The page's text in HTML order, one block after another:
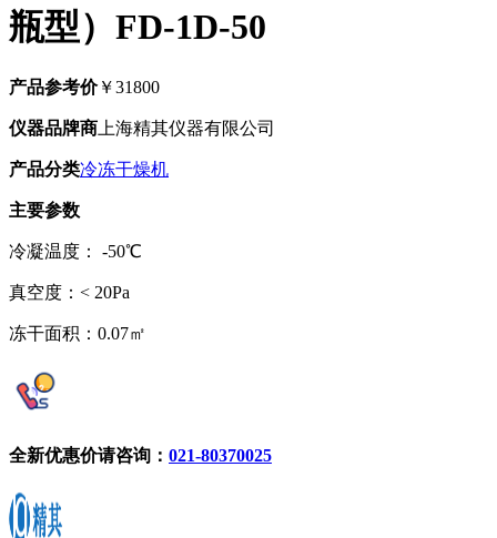
瓶型）FD-1D-50
产品参考价￥31800
仪器品牌商 上海精其仪器有限公司
产品分类冷冻干燥机
主要参数
冷凝温度： -50℃
真空度：< 20Pa
冻干面积：0.07㎡
全新优惠价请咨询： 021-80370025